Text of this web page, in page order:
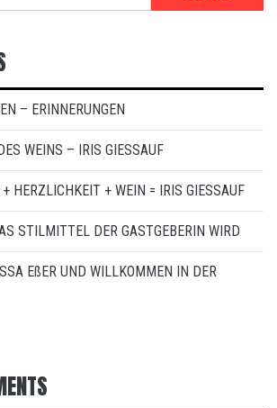
– ERINNERUNGEN
WEINS – IRIS GIESSAUF
HERZLICHKEIT + WEIN = IRIS GIESSAUF
STILMITTEL DER GASTGEBERIN WIRD
EßER UND WILLKOMMEN IN DER